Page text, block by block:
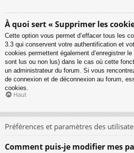
À quoi sert « Supprimer les
Cette option vous permet d’effacer tous les
3.3 qui conservent votre authentification et
cookies permettent également d’enregistrer
sont lus ou non lus) dans le cas où cette
un administrateur du forum. Si vous
de connexion et de déconnexion au forum,
cookies.
Haut
Préférences et paramètres des
Comment puis-je modifier mes